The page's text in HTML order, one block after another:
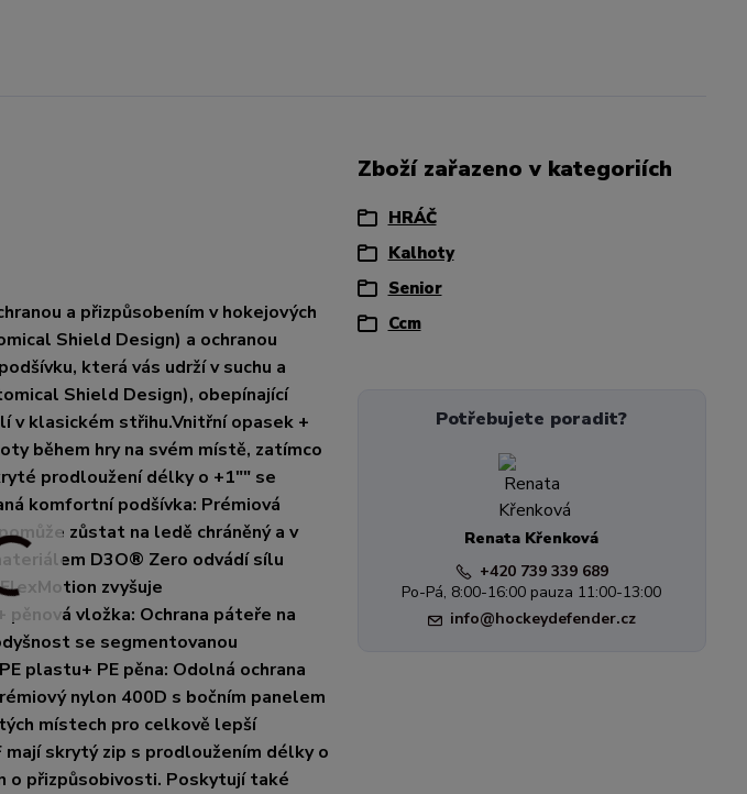
a přizpůsobením v hokejových
Shield Design) a ochranou
která vás udrží v suchu a
Shield Design), obepínající
v klasickém střihu.Vnitřní opasek +
během hry na svém místě, zatímco
prodloužení délky o +1"" se
komfortní podšívka: Prémiová
zůstat na ledě chráněný a v
D3O® Zero odvádí sílu
zvyšuje
vložka: Ochrana páteře na
se segmentovanou
plastu+ PE pěna: Odolná ochrana
nylon 400D s bočním panelem
místech pro celkově lepší
skrytý zip s prodloužením délky o
o přizpůsobivosti. Poskytují také
Zboží zařazeno v kategoriích
HRÁČ
Kalhoty
Senior
Ccm
Potřebujete poradit?
Renata Křenková
+420 739 339 689
Po-Pá, 8:00-16:00 pauza 11:00-13:00
info@hockeydefender.cz